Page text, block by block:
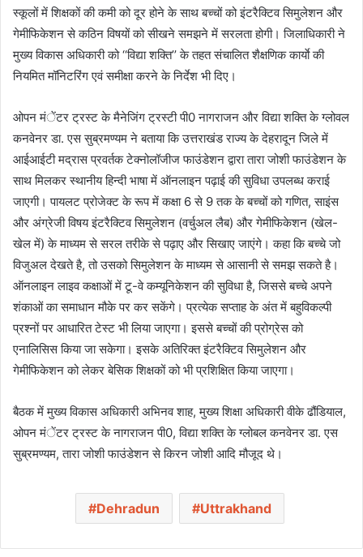
स्कूलों में शिक्षकों की कमी को दूर होने के साथ बच्चों को इंटरैक्टिव सिमुलेशन और
गेमीफिकेशन से कठिन विषयों को सीखने समझने में सरलता होगी। जिलाधिकारी ने
मुख्य विकास अधिकारी को ‘‘विद्या शक्ति’’ के तहत संचालित शैक्षणिक कार्याे की
नियमित मॉनिटरिंग एवं समीक्षा करने के निर्देश भी दिए।
ओपन मंेंटर ट्रस्ट के मैनेजिंग ट्रस्टी पी0 नागराजन और विद्या शक्ति के ग्लोवल
कनवेनर डा. एस सुब्रमण्यम ने बताया कि उत्तराखंड राज्य के देहरादून जिले में
आईआईटी मद्रास प्रवर्तक टेक्नोलॉजीज फाउंडेशन द्वारा तारा जोशी फाउंडेशन के
साथ मिलकर स्थानीय हिन्दी भाषा में ऑनलाइन पढ़ाई की सुविधा उपलब्ध कराई
जाएगी। पायलट प्रोजेक्ट के रूप में कक्षा 6 से 9 तक के बच्चों को गणित, साइंस
और अंग्रेजी विषय इंटरैक्टिव सिमुलेशन (वर्चुअल लैब) और गेमीफिकेशन (खेल-
खेल में) के माध्यम से सरल तरीके से पढ़ाए और सिखाए जाएंगे। कहा कि बच्चे जो
विजुअल देखते है, तो उसको सिमुलेशन के माध्यम से आसानी से समझ सकते है।
ऑनलाइन लाइव कक्षाओं में टू-वे कम्यूनिकेशन की सुविधा है, जिससे बच्चे अपने
शंकाओं का समाधान मौके पर कर सकेंगे। प्रत्येक सप्ताह के अंत में बहुविकल्पी
प्रश्नों पर आधारित टेस्ट भी लिया जाएगा। इससे बच्चों की प्रोग्रेस को
एनालिसिस किया जा सकेगा। इसके अतिरिक्त इंटरैक्टिव सिमुलेशन और
गेमीफिकेशन को लेकर बेसिक शिक्षकों को भी प्रशिक्षित किया जाएगा।
बैठक में मुख्य विकास अधिकारी अभिनव शाह, मुख्य शिक्षा अधिकारी वीके ढौंडियाल,
ओपन मंेंटर ट्रस्ट के नागराजन पी0, विद्या शक्ति के ग्लोबल कनवेनर डा. एस
सुब्रमण्यम, तारा जोशी फाउंडेशन से किरन जोशी आदि मौजूद थे।
Dehradun Uttrakhand